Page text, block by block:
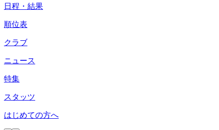
日程・結果
順位表
クラブ
ニュース
特集
スタッツ
はじめての方へ